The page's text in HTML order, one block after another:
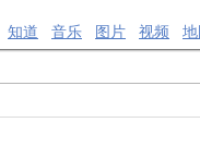
知道 音乐 图片 视频